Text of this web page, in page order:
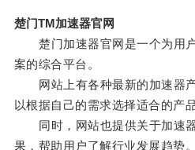
楚门TM加速器官网
楚门加速器官网是一个为用
案的综合平台。
网站上有各种最新的加速器
以根据自己的需求选择适合的产品
同时，网站也提供关于加速
果，帮助用户了解行业发展趋势。